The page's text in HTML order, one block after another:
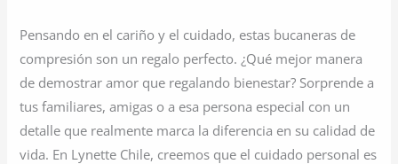
Pensando en el cariño y el cuidado, estas bucaneras de
compresión son un regalo perfecto. ¿Qué mejor manera
de demostrar amor que regalando bienestar? Sorprende a
tus familiares, amigas o a esa persona especial con un
detalle que realmente marca la diferencia en su calidad de
vida. En Lynette Chile, creemos que el cuidado personal es